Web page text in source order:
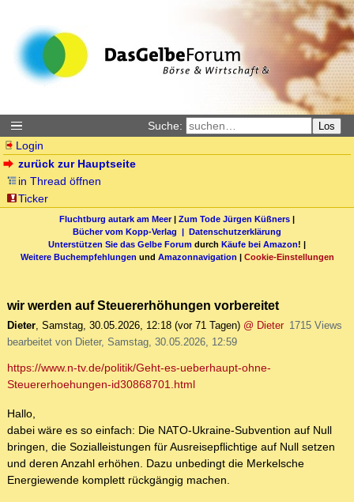
Suche: Los
Login
zurück zur Hauptseite
in Thread öffnen
Ticker
Fluchtburg autark am Meer| Zum Tode Jürgen Küßners |
Bücher vom Kopp-Verlag | Datenschutzerklärung
Unterstützen Sie das Gelbe Forum durch Käufe bei Amazon! |
Weitere Buchempfehlungen und Amazonnavigation | Cookie-Einstellungen
wir werden auf Steuererhöhungen vorbereitet
Dieter, Samstag, 30.05.2026, 12:18 (vor 71 Tagen) @ Dieter 1715 Views
bearbeitet von Dieter, Samstag, 30.05.2026, 12:59
https://www.n-tv.de/politik/Geht-es-ueberhaupt-ohne-
Steuererhoehungen-id30868701.html
Hallo,
dabei wäre es so einfach: Die NATO-Ukraine-Subvention auf Null
bringen, die Sozialleistungen für Ausreisepflichtige auf Null setzen
und deren Anzahl erhöhen. Dazu unbedingt die Merkelsche
Energiewende komplett rückgängig machen.